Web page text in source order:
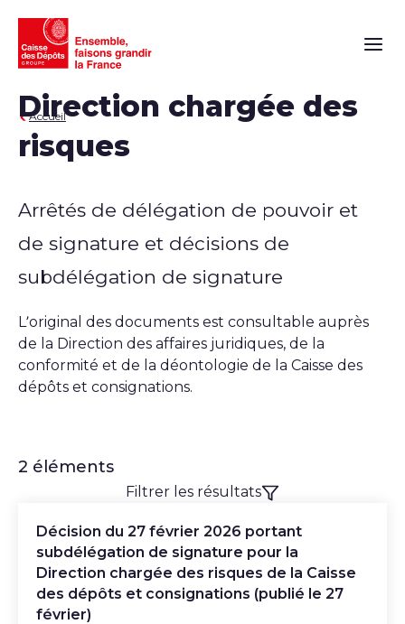
Accueil
Direction chargée des
risques
Arrêtés de délégation de pouvoir et
de signature et décisions de
subdélégation de signature
L’original des documents est consultable auprès
de la Direction des affaires juridiques, de la
conformité et de la déontologie de la Caisse des
dépôts et consignations.
2 éléments
Filtrer les résultats
Télécharger
Décision du 27 février 2026 portant
subdélégation de signature pour la
Direction chargée des risques de la Caisse
des dépôts et consignations (publié le 27
février)